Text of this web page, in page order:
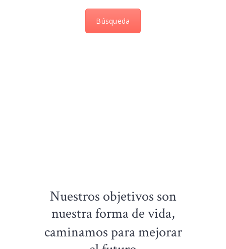
Búsqueda
Nuestros objetivos son
nuestra forma de vida,
caminamos para mejorar